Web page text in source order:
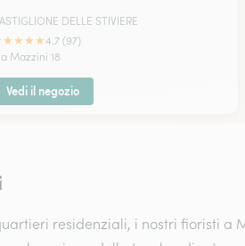
DELLE STIVIERE
★★★★4.7 (97)
Mazzini 18
Vedi il negozio
residenziali, i nostri fioristi a